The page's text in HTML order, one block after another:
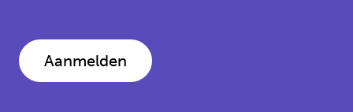
Aanmelden